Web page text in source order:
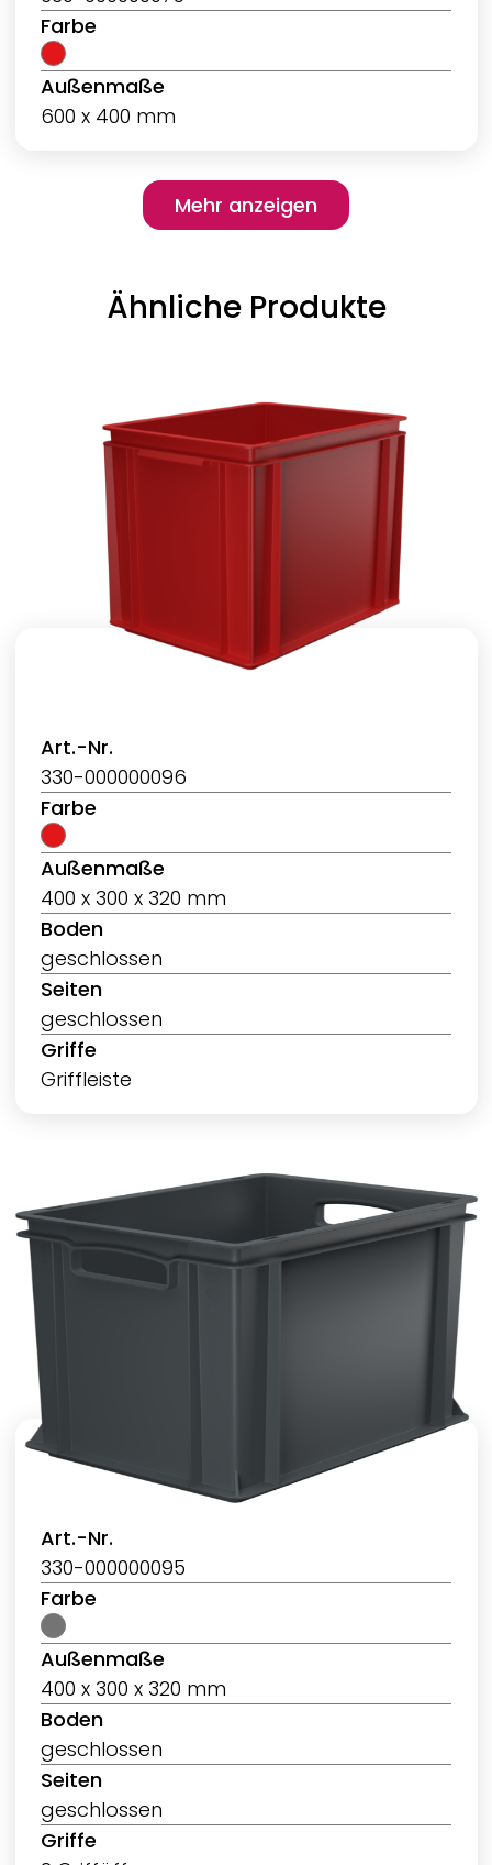
Farbe
Außenmaße
600 x 400 mm
Pagination
Mehr anzeigen
Mehr anzeigen
Ähnliche Produkte
Art.-Nr.
330-000000096
Farbe
Außenmaße
400 x 300 x 320 mm
Boden
geschlossen
Seiten
geschlossen
Griffe
Griffleiste
Art.-Nr.
330-000000095
Farbe
Außenmaße
400 x 300 x 320 mm
Boden
geschlossen
Seiten
geschlossen
Griffe